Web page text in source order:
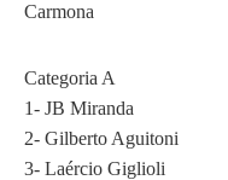
Carmona
Categoria A
1- JB Miranda
2- Gilberto Aguitoni
3- Laércio Giglioli